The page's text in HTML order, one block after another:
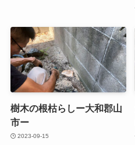
樹木の根枯らしー大和郡山
市ー
2023-09-15